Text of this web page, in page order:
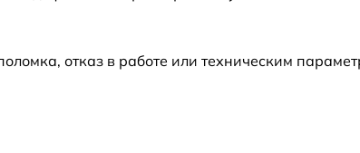
отказ в работе или техническим